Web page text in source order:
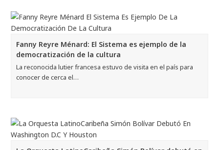
Fanny Reyre Ménard: El Sistema es ejemplo de la
democratización de la cultura
La reconocida lutier francesa estuvo de visita en el país para
conocer de cerca el…